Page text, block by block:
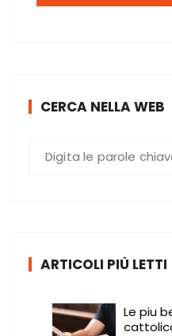
CERCA NELLA WEB
ARTICOLI PIÙ LETTI
Le piu